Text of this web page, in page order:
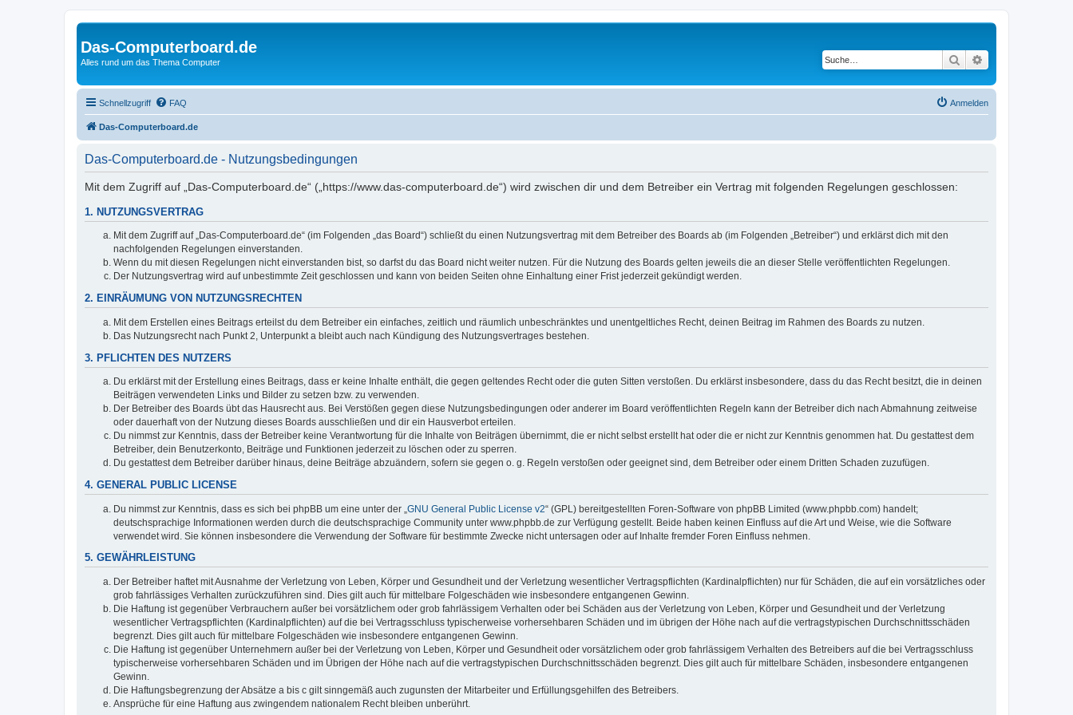
Das-Computerboard.de
Alles rund um das Thema Computer Suche
Schnellzugriff FAQ Anmelden
Das-Computerboard.de
Das-Computerboard.de - Nutzungsbedingungen
Mit dem Zugriff auf „Das-Computerboard.de“ („https://www.das-computerboard.de“) wird zwischen dir und dem Betreiber ein Vertrag mit folgenden Regelungen geschlossen:
1. NUTZUNGSVERTRAG
Mit dem Zugriff auf „Das-Computerboard.de“ (im Folgenden „das Board“) schließt du einen Nutzungsvertrag mit dem Betreiber des Boards ab (im Folgenden „Betreiber“) und erklärst dich mit den
nachfolgenden Regelungen einverstanden.
Wenn du mit diesen Regelungen nicht einverstanden bist, so darfst du das Board nicht weiter nutzen. Für die Nutzung des Boards gelten jeweils die an dieser Stelle veröffentlichten Regelungen.
Der Nutzungsvertrag wird auf unbestimmte Zeit geschlossen und kann von beiden Seiten ohne Einhaltung einer Frist jederzeit gekündigt werden.
2. EINRÄUMUNG VON NUTZUNGSRECHTEN
Mit dem Erstellen eines Beitrags erteilst du dem Betreiber ein einfaches, zeitlich und räumlich unbeschränktes und unentgeltliches Recht, deinen Beitrag im Rahmen des Boards zu nutzen.
Das Nutzungsrecht nach Punkt 2, Unterpunkt a bleibt auch nach Kündigung des Nutzungsvertrages bestehen.
3. PFLICHTEN DES NUTZERS
Du erklärst mit der Erstellung eines Beitrags, dass er keine Inhalte enthält, die gegen geltendes Recht oder die guten Sitten verstoßen. Du erklärst insbesondere, dass du das Recht besitzt, die in deinen
Beiträgen verwendeten Links und Bilder zu setzen bzw. zu verwenden.
Der Betreiber des Boards übt das Hausrecht aus. Bei Verstößen gegen diese Nutzungsbedingungen oder anderer im Board veröffentlichten Regeln kann der Betreiber dich nach Abmahnung zeitweise
oder dauerhaft von der Nutzung dieses Boards ausschließen und dir ein Hausverbot erteilen.
Du nimmst zur Kenntnis, dass der Betreiber keine Verantwortung für die Inhalte von Beiträgen übernimmt, die er nicht selbst erstellt hat oder die er nicht zur Kenntnis genommen hat. Du gestattest dem
Betreiber, dein Benutzerkonto, Beiträge und Funktionen jederzeit zu löschen oder zu sperren.
Du gestattest dem Betreiber darüber hinaus, deine Beiträge abzuändern, sofern sie gegen o. g. Regeln verstoßen oder geeignet sind, dem Betreiber oder einem Dritten Schaden zuzufügen.
4. GENERAL PUBLIC LICENSE
Du nimmst zur Kenntnis, dass es sich bei phpBB um eine unter der „ GNU General Public License v2“ (GPL) bereitgestellten Foren-Software von phpBB Limited (www.phpbb.com) handelt;
deutschsprachige Informationen werden durch die deutschsprachige Community unter www.phpbb.de zur Verfügung gestellt. Beide haben keinen Einfluss auf die Art und Weise, wie die Software
verwendet wird. Sie können insbesondere die Verwendung der Software für bestimmte Zwecke nicht untersagen oder auf Inhalte fremder Foren Einfluss nehmen.
5. GEWÄHRLEISTUNG
Der Betreiber haftet mit Ausnahme der Verletzung von Leben, Körper und Gesundheit und der Verletzung wesentlicher Vertragspflichten (Kardinalpflichten) nur für Schäden, die auf ein vorsätzliches oder
grob fahrlässiges Verhalten zurückzuführen sind. Dies gilt auch für mittelbare Folgeschäden wie insbesondere entgangenen Gewinn.
Die Haftung ist gegenüber Verbrauchern außer bei vorsätzlichem oder grob fahrlässigem Verhalten oder bei Schäden aus der Verletzung von Leben, Körper und Gesundheit und der Verletzung
wesentlicher Vertragspflichten (Kardinalpflichten) auf die bei Vertragsschluss typischerweise vorhersehbaren Schäden und im übrigen der Höhe nach auf die vertragstypischen Durchschnittsschäden
begrenzt. Dies gilt auch für mittelbare Folgeschäden wie insbesondere entgangenen Gewinn.
Die Haftung ist gegenüber Unternehmern außer bei der Verletzung von Leben, Körper und Gesundheit oder vorsätzlichem oder grob fahrlässigem Verhalten des Betreibers auf die bei Vertragsschluss
typischerweise vorhersehbaren Schäden und im Übrigen der Höhe nach auf die vertragstypischen Durchschnittsschäden begrenzt. Dies gilt auch für mittelbare Schäden, insbesondere entgangenen
Gewinn.
Die Haftungsbegrenzung der Absätze a bis c gilt sinngemäß auch zugunsten der Mitarbeiter und Erfüllungsgehilfen des Betreibers.
Ansprüche für eine Haftung aus zwingendem nationalem Recht bleiben unberührt.